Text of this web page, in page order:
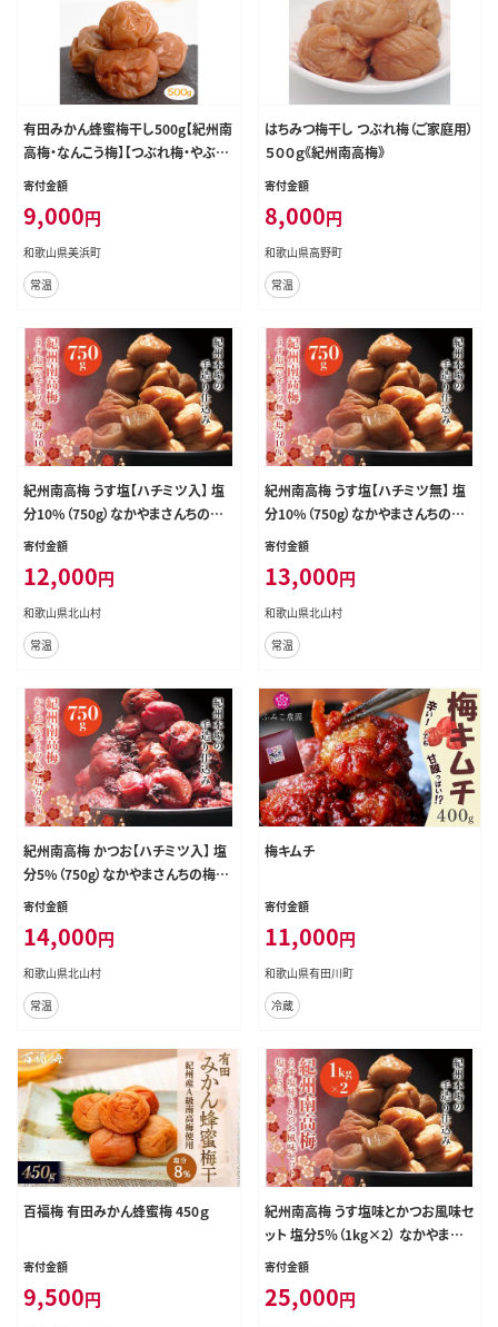
有田みかん蜂蜜梅干し500g【紀州南
高梅・なんこう梅】【つぶれ梅・やぶれ
梅・家庭用・わけあり・訳あり】【減塩
うパケット便でポスト投函】
寄付金額
9,000円
和歌山県美浜町
常温
はちみつ梅干し つぶれ梅（ご家庭用）
５００ｇ《紀州南高梅》
寄付金額
8,000円
和歌山県高野町
常温
紀州南高梅 うす塩【ハチミツ入】 塩
分10%（750g）なかやまさんちの梅
干 うめ ウメ 梅干し【nky006-175k】
寄付金額
12,000円
和歌山県北山村
常温
紀州南高梅 うす塩【ハチミツ無】 塩
分10%（750g）なかやまさんちの梅
干 うめ ウメ 梅干し【nky002-175k】
寄付金額
13,000円
和歌山県北山村
常温
紀州南高梅 かつお【ハチミツ入】 塩
分5%（750g）なかやまさんちの梅干
うめ ウメ 梅干し【nky005-275k】
寄付金額
14,000円
和歌山県北山村
常温
梅キムチ
寄付金額
11,000円
和歌山県有田川町
冷蔵
百福梅 有田みかん蜂蜜梅 450ｇ
寄付金額
9,500円
紀州南高梅 うす塩味とかつお風味セ
ット 塩分5％（1kg×2） なかやまさん
ちの梅干 うめ ウメ【nky001】
寄付金額
25,000円